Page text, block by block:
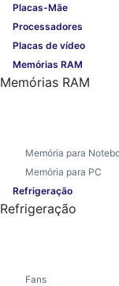
Placas-Mãe
Processadores
Placas de vídeo
Memórias RAM
Memórias RAM
Memória para
Memória para PC
Refrigeração
Refrigeração
Fans